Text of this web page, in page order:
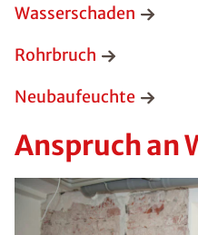
Wasserschaden
Rohrbruch
Neubaufeuchte
Anspruch an